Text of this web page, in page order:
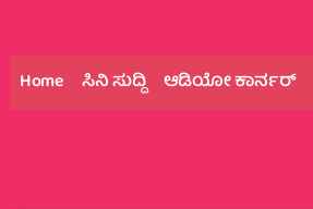
Home ಸಿನಿ ಸುದ್ದಿ ಆಡಿಯೋ ಕಾರ್ನರ್